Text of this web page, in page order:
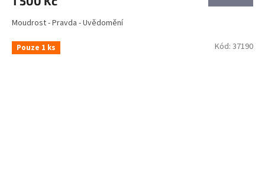
Moudrost - Pravda - Uvědomění
Pouze 1 ks Kód: 37190